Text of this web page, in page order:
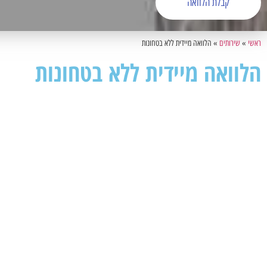
ראשי »שירותים » הלוואה מיידית ללא בטחונות
הלוואה מיידית ללא בטחונות